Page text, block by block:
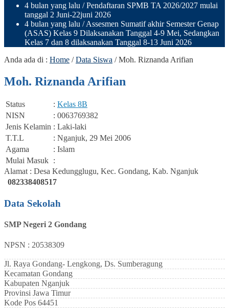
4 bulan yang lalu / Pendaftaran SPMB TA 2026/2027 mulai
tanggal 2 Juni-22juni 2026
4 bulan yang lalu / Assesmen Sumatif akhir Semester Genap
(ASAS) Kelas 9 Dilaksanakan Tanggal 4-9 Mei, Sedangkan
Kelas 7 dan 8 dilaksanakan Tanggal 8-13 Juni 2026
Anda ada di : Home /Data Siswa /Moh. Riznanda Arifian
Moh. Riznanda Arifian
Status : Kelas 8B
NISN
: 0063769382
Jenis Kelamin : Laki-laki
T.T.L
: Nganjuk, 29 Mei 2006
Agama
: Islam
Mulai Masuk :
Alamat : Desa Kedungglugu, Kec. Gondang, Kab. Nganjuk
082338408517
Data Sekolah
SMP Negeri 2 Gondang
NPSN : 20538309
Jl. Raya Gondang- Lengkong, Ds. Sumberagung
Kecamatan Gondang
Kabupaten Nganjuk
Provinsi Jawa Timur
Kode Pos 64451